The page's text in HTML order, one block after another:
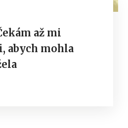
až mi
abych mohla